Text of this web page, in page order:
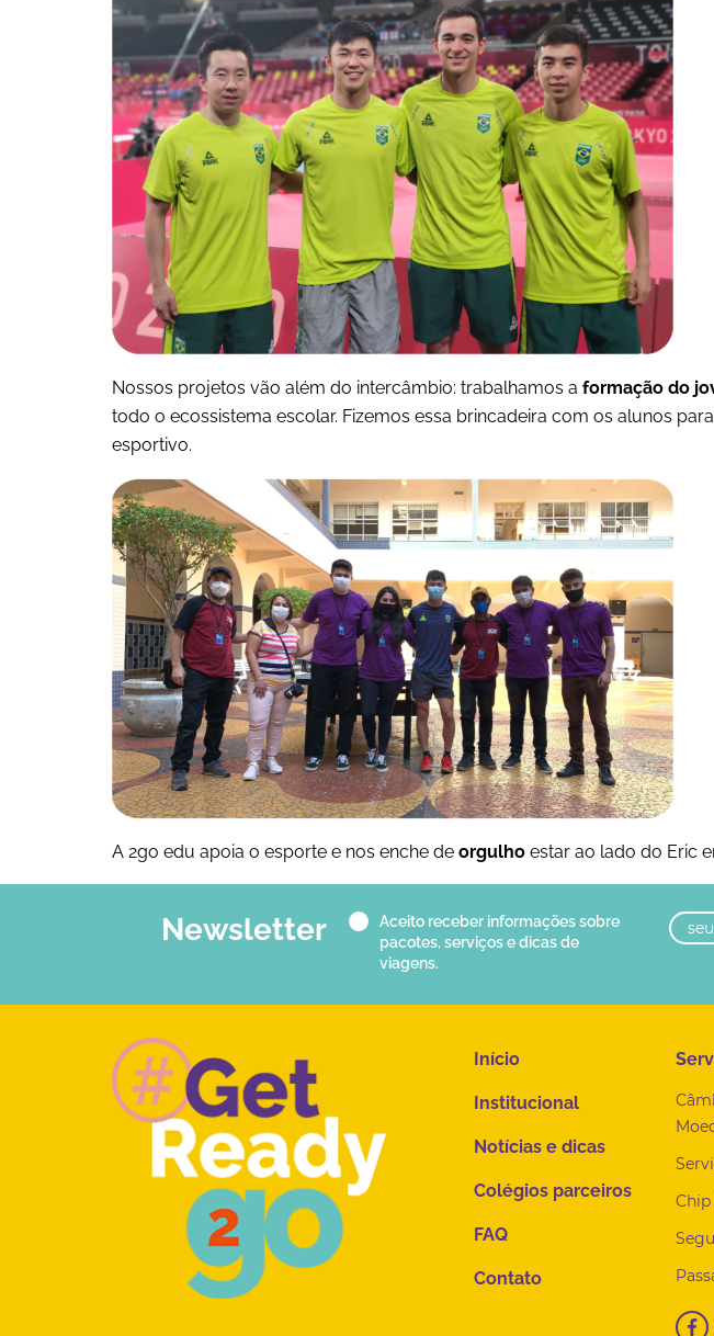
Nossos projetos vão além do intercâmbio: trabalhamos a formação do
todo o ecossistema escolar. Fizemos essa brincadeira com os alunos
esportivo.
A 2go edu apoia o esporte e nos enche de orgulho estar ao lado do Eric
Newsletter
Aceito receber informações sobre
pacotes, serviços e dicas de
viagens.
Início
Institucional
Notícias e dicas
Colégios parceiros
FAQ
Contato